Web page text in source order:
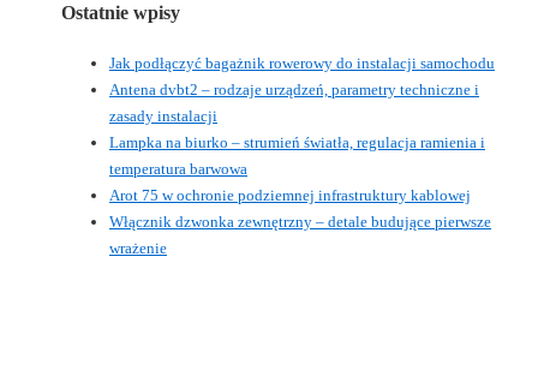
Ostatnie wpisy
Jak podłączyć bagażnik rowerowy do instalacji samochodu
Antena dvbt2 – rodzaje urządzeń, parametry techniczne i
zasady instalacji
Lampka na biurko – strumień światła, regulacja ramienia i
temperatura barwowa
Arot 75 w ochronie podziemnej infrastruktury kablowej
Włącznik dzwonka zewnętrzny – detale budujące pierwsze
wrażenie